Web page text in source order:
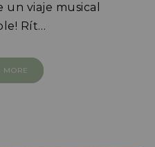
un viaje musical
Rít…
MORE